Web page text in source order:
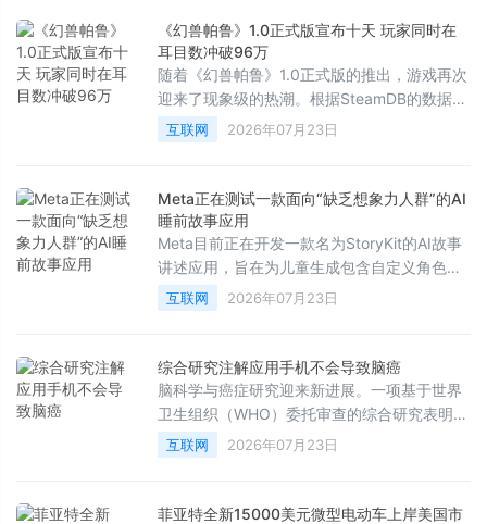
《幻兽帕鲁》1.0正式版宣布十天 玩家同时在
耳目数冲破96万
随着《幻兽帕鲁》1.0正式版的推出，游戏再次
迎来了现象级的热潮。根据SteamDB的数据显
示，在7月19日——即版本发布近两周后，该
作的最高同时在线人数达到了961，867人。
过210万同时在线的辉煌纪录以来，取得的最
高数据。
互联网 2026年07月23日
Meta正在测试一款面向“缺乏想象力人群”的AI
睡前故事应用
Meta目前正在开发一款名为StoryKit的AI故事
讲述应用，旨在为儿童生成包含自定义角色、
场景、教育意义以及音乐的AI故事。正如其在
应用商店向家长们保证的那样：“你甚至不需要
互联网 2026年07月23日
综合研究注解应用手机不会导致脑癌
脑科学与癌症研究迎来新进展。一项基于世界
卫生组织（WHO）委托审查的综合研究表明，
电磁波不会引发大脑、头部或颈部的癌症，这
彻底打破了长期以来公众对手机辐射致癌的担
互联网 2026年07月23日
菲亚特全新15000美元微型电动车上岸美国市